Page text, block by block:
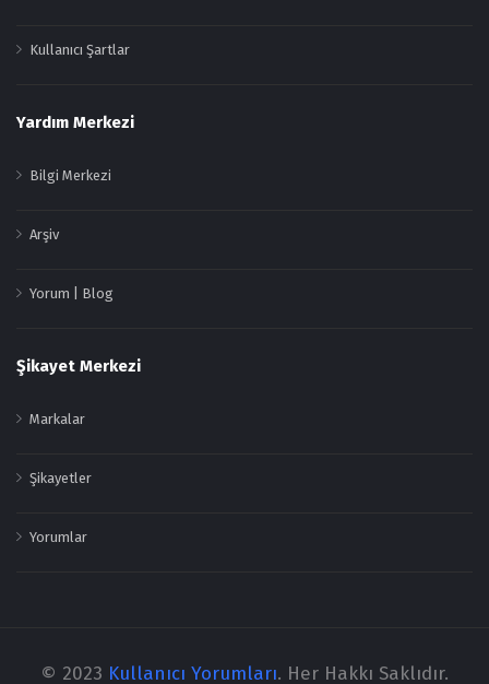
Kullanıcı Şartlar
Yardım Merkezi
Bilgi Merkezi
Arşiv
Yorum | Blog
Şikayet Merkezi
Markalar
Şikayetler
Yorumlar
© 2023 Kullanıcı Yorumları. Her Hakkı Saklıdır.